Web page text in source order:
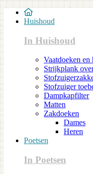
Huishoud
In Huishoud
Vaatdoeken en
Strijkplank
Stofzuiger
Dampkapfilter
Matten
Zakdoeken
Dames
Heren
Poetsen
In Poetsen